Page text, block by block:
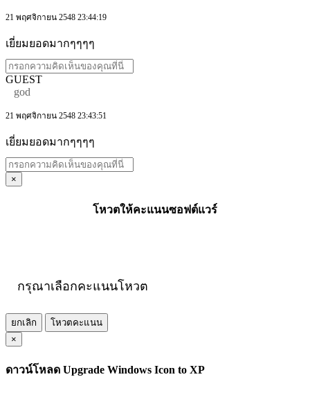
21 พฤศจิกายน 2548 23:44:19
เยี่ยมยอดมากๆๆๆๆ
GUEST
god
21 พฤศจิกายน 2548 23:43:51
เยี่ยมยอดมากๆๆๆๆ
×
โหวตให้คะแนนซอฟต์แวร์
กรุณาเลือกคะแนนโหวต
ยกเลิก
โหวตคะแนน
×
ดาวน์โหลด Upgrade Windows Icon to XP